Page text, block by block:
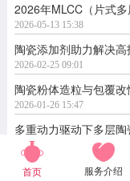
2026年MLCC（片式
2026-05-13 15:38
陶瓷添加剂助力解决高
2026-02-25 09:01
陶瓷粉体造粒与包覆
2026-01-26 15:47
2026-01-13 10:34
首页 服务介绍